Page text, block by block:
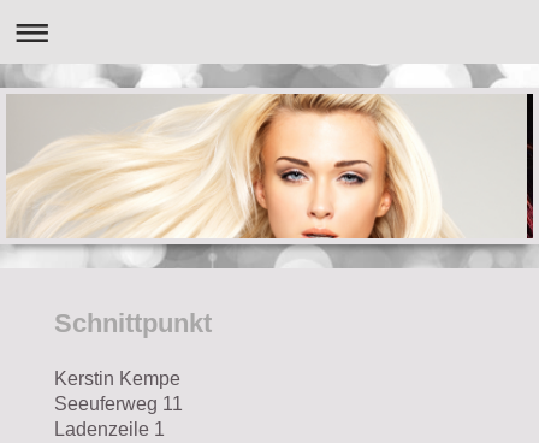
Schnittpunkt
Kerstin Kempe
Seeuferweg 11
Ladenzeile 1